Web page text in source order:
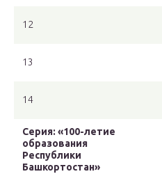
12
13
14
Серия: «100-летие
образования
Республики
Башкортостан»